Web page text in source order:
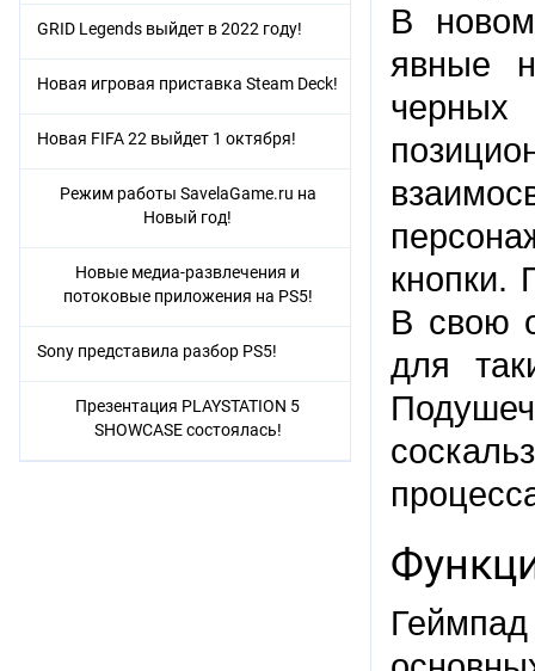
В
явные
кнопки.
В свою
для
GRID Legends выйдет в 2022 году!
Новая игровая приставка Steam Deck!
Новая FIFA 22 выйдет 1 октября!
Режим работы SavelaGame.ru на
Новый год!
Новые медиа-развлечения и
потоковые приложения на PS5!
Sony представила разбор PS5!
Презентация PLAYSTATION 5
SHOWCASE состоялась!